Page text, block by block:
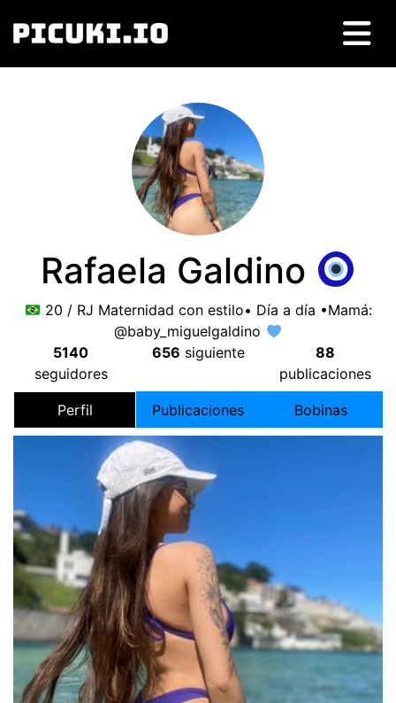
Rafaela Galdino
20 / RJ Maternidad con estilo• Día a día •Mamá:
@baby_miguelgaldino
5140
seguidores
656 siguiente
88
publicaciones
Perfil Publicaciones Bobinas